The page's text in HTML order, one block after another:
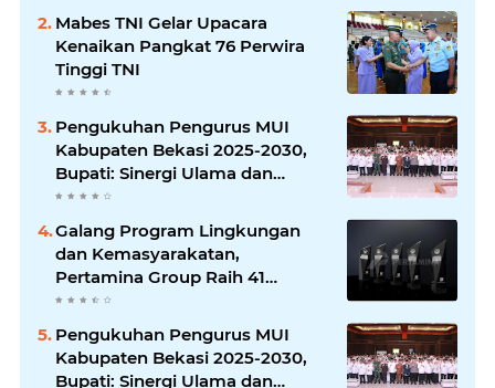
Nobar Final Piala Dunia 2026
Mabes TNI Gelar Upacara
Kenaikan Pangkat 76 Perwira
Tinggi TNI
Pengukuhan Pengurus MUI
Kabupaten Bekasi 2025-2030,
Bupati: Sinergi Ulama dan
Umara Sangat Diperlukan
Galang Program Lingkungan
dan Kemasyarakatan,
Pertamina Group Raih 41
Penghargaan CSR & ESG
Pengukuhan Pengurus MUI
Kabupaten Bekasi 2025-2030,
Bupati: Sinergi Ulama dan